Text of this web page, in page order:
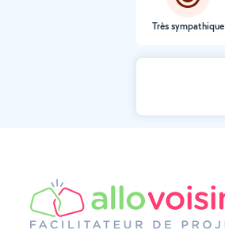
Très sympathique